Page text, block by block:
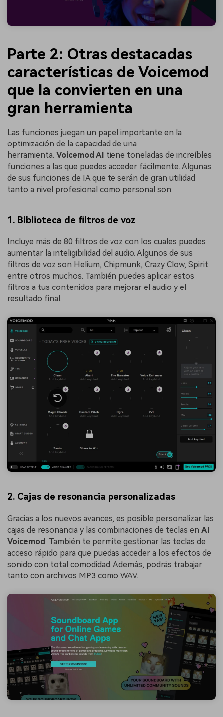
Parte 2: Otras destacadas
características de Voicemod
que la convierten en una
gran herramienta
Las funciones juegan un papel importante en la
optimización de la capacidad de una
herramienta. Voicemod AI tiene toneladas de increíbles
funciones a las que puedes acceder fácilmente. Algunas
de sus funciones de IA que te serán de gran utilidad
tanto a nivel profesional como personal son:
1. Biblioteca de filtros de voz
Incluye más de 80 filtros de voz con los cuales puedes
aumentar la inteligibilidad del audio. Algunos de sus
filtros de voz son Helium, Chipmunk, Crazy Clow, Spirit
entre otros muchos. También puedes aplicar estos
filtros a tus contenidos para mejorar el audio y el
resultado final.
2. Cajas de resonancia personalizadas
Gracias a los nuevos avances, es posible personalizar las
cajas de resonancia y las combinaciones de teclas en AI
Voicemod . También te permite gestionar las teclas de
acceso rápido para que puedas acceder a los efectos de
sonido con total comodidad. Además, podrás trabajar
tanto con archivos MP3 como WAV.